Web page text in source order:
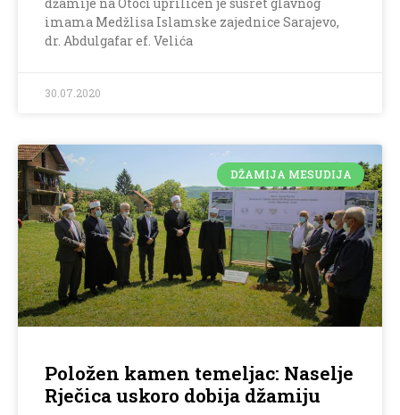
imama Medžlisa Islamske zajednice Sarajevo,
dr. Abdulgafar ef. Velića
30.07.2020
DŽAMIJA MESUDIJA
Položen kamen temeljac: Naselje
Rječica uskoro dobija džamiju